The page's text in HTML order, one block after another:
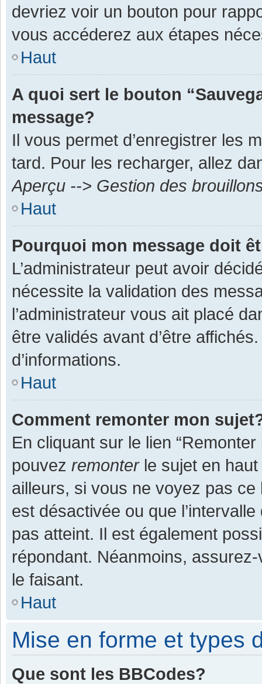
devriez voir un bouton pour
vous accéderez aux étapes
Haut
A quoi sert le bouton
message?
Il vous permet d’enregistrer les
tard. Pour les recharger, allez
Aperçu --> Gestion des
Haut
Pourquoi mon message doit
L’administrateur peut avoir
nécessite la validation des
l’administrateur vous ait placé
être validés avant d’être
d’informations.
Haut
Comment remonter mon
En cliquant sur le lien
pouvez remonterle sujet en haut
ailleurs, si vous ne voyez pas
est désactivée ou que
pas atteint. Il est également
répondant. Néanmoins,
le faisant.
Haut
Mise en forme et types
Que sont les BBCodes?